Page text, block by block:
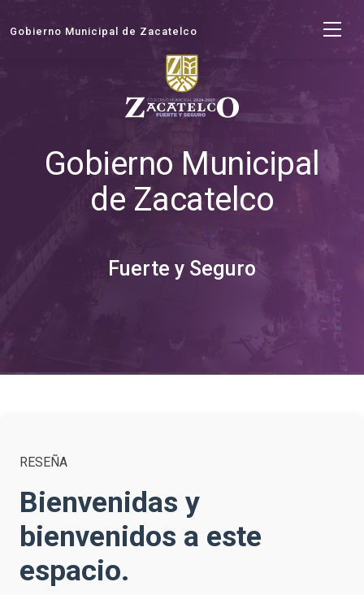
Gobierno Municipal de Zacatelco
Gobierno Municipal
de Zacatelco
Fuerte y Seguro
RESEÑA
Bienvenidas y
bienvenidos a este
espacio.